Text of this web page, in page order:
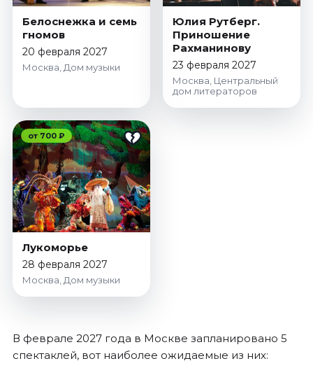
Октябрь 2026
Спорт
Август 2026
События
Август 2026
Сентябрь 2026
Октябрь 2026
Ноябрь 2026
Декабрь 2026
Площадки
Белоснежка и семь
гномов
20 февраля 2027
Москва, Дом музыки
Юлия Рутберг.
Приношение
Рахманинову
23 февраля 2027
Москва, Центральный
дом литераторов
от 700 ₽
Лукоморье
28 февраля 2027
Москва, Дом музыки
В феврале 2027 года в Москве запланировано 5
спектаклей, вот наиболее ожидаемые из них: